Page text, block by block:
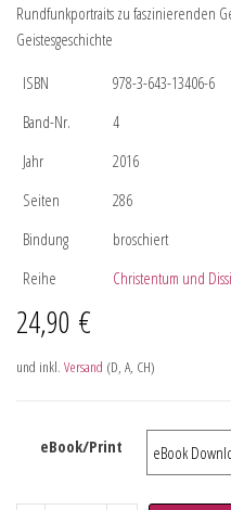
Rundfunkportraits zu faszinierenden
Geistesgeschichte
ISBN
978-3-643-13406-6
Band-Nr.
4
Jahr
2016
Seiten
286
Bindung
broschiert
Reihe
Christentum und
24,90 €
und inkl. Versand (D, A, CH)
eBook/Print